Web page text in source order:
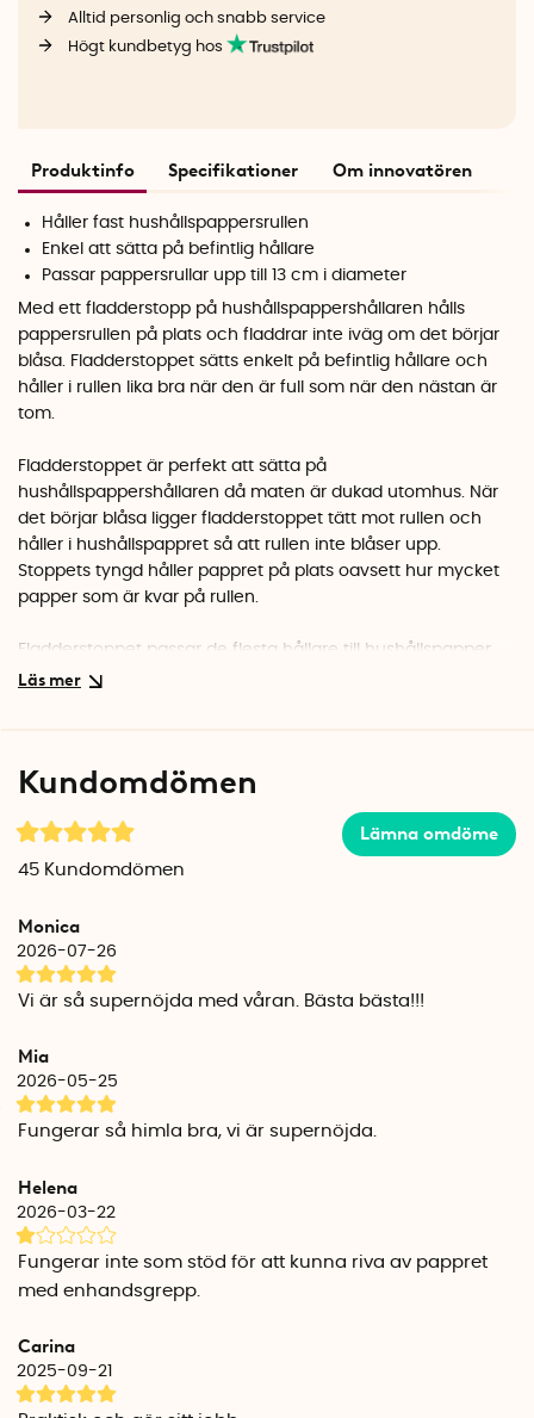
Alltid personlig och snabb service
Högt kundbetyg hos
Produktinfo Specifikationer Om innovatören
Håller fast hushållspappersrullen
Enkel att sätta på befintlig hållare
Passar pappersrullar upp till 13 cm i diameter
Med ett fladderstopp på hushållspappershållaren hålls
pappersrullen på plats och fladdrar inte iväg om det börjar
blåsa. Fladderstoppet sätts enkelt på befintlig hållare och
håller i rullen lika bra när den är full som när den nästan är
tom.
Fladderstoppet är perfekt att sätta på
hushållspappershållaren då maten är dukad utomhus. När
det börjar blåsa ligger fladderstoppet tätt mot rullen och
håller i hushållspappret så att rullen inte blåser upp.
Stoppets tyngd håller pappret på plats oavsett hur mycket
papper som är kvar på rullen.
Fladderstoppet passar de flesta hållare till hushållspapper
och träs enkelt över knoppen på hushållspappershållaren.
riva av pappret med en hand.
Det handgjorda fladderstoppet är tillverkat av 5 mm tjock
ståltråd och finns i färgerna svart och vitt.
Kundomdömen
Lämna omdöme
45 Kundomdömen
Monica
2026-07-26
Vi är så supernöjda med våran. Bästa bästa!!!
Mia
2026-05-25
Fungerar så himla bra, vi är supernöjda.
Helena
2026-03-22
Fungerar inte som stöd för att kunna riva av pappret
med enhandsgrepp.
Carina
2025-09-21